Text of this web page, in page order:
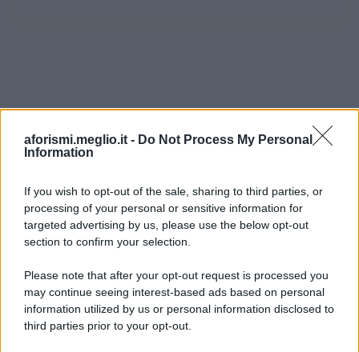
aforismi.meglio.it - Do Not Process My Personal
Information
If you wish to opt-out of the sale, sharing to third parties, or
processing of your personal or sensitive information for
targeted advertising by us, please use the below opt-out
section to confirm your selection.
Please note that after your opt-out request is processed you
may continue seeing interest-based ads based on personal
information utilized by us or personal information disclosed to
third parties prior to your opt-out.
Ricevi LE FRASI PIÙ BELLE via e-mail
E-mail